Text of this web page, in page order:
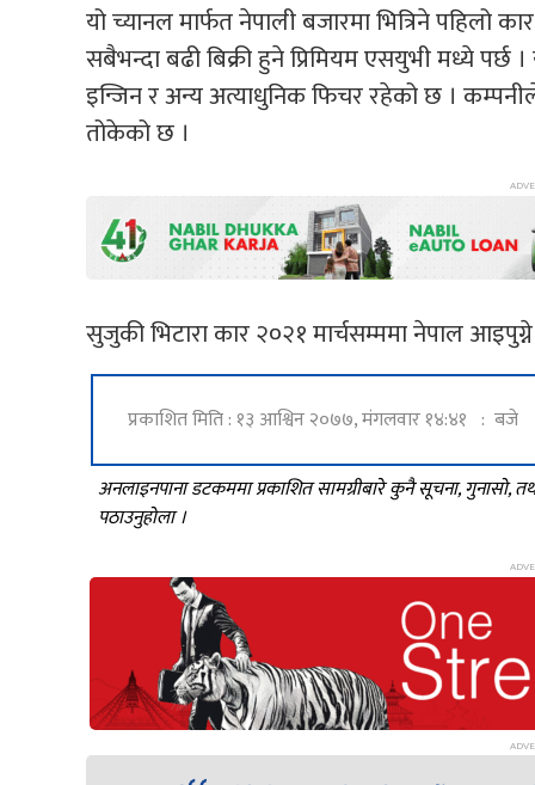
यो च्यानल मार्फत नेपाली बजारमा भित्रिने पहिलो
सबैभन्दा बढी बिक्री हुने प्रिमियम एसयुभी मध्ये
इन्जिन र अन्य अत्याधुनिक फिचर रहेको छ ।
तोकेको छ ।
सुजुकी भिटारा कार २०२१ मार्चसम्ममा नेपाल
प्रकाशित मिति : १३ आश्विन २०७७, मंगलवार १४:४१ : बजे
अनलाइनपाना डटकममा प्रकाशित सामग्रीबारे कुनै सूचना, गुनासो,
पठाउनुहोला ।